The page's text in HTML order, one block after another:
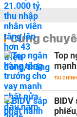
Cùng
Top
TÀI CHÍNH
BIDV